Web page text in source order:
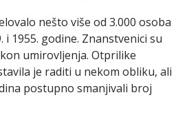
nešto više od 3.000 osoba
1955. godine. Znanstvenici su
umirovljenja. Otprilike
je raditi u nekom obliku, ali
postupno smanjivali broj